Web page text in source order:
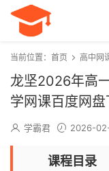
当前位置： 首页 高中网
龙坚2026年高
学网课百度网
学霸君 2026-
课程目录